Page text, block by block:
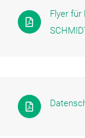
Flyer für